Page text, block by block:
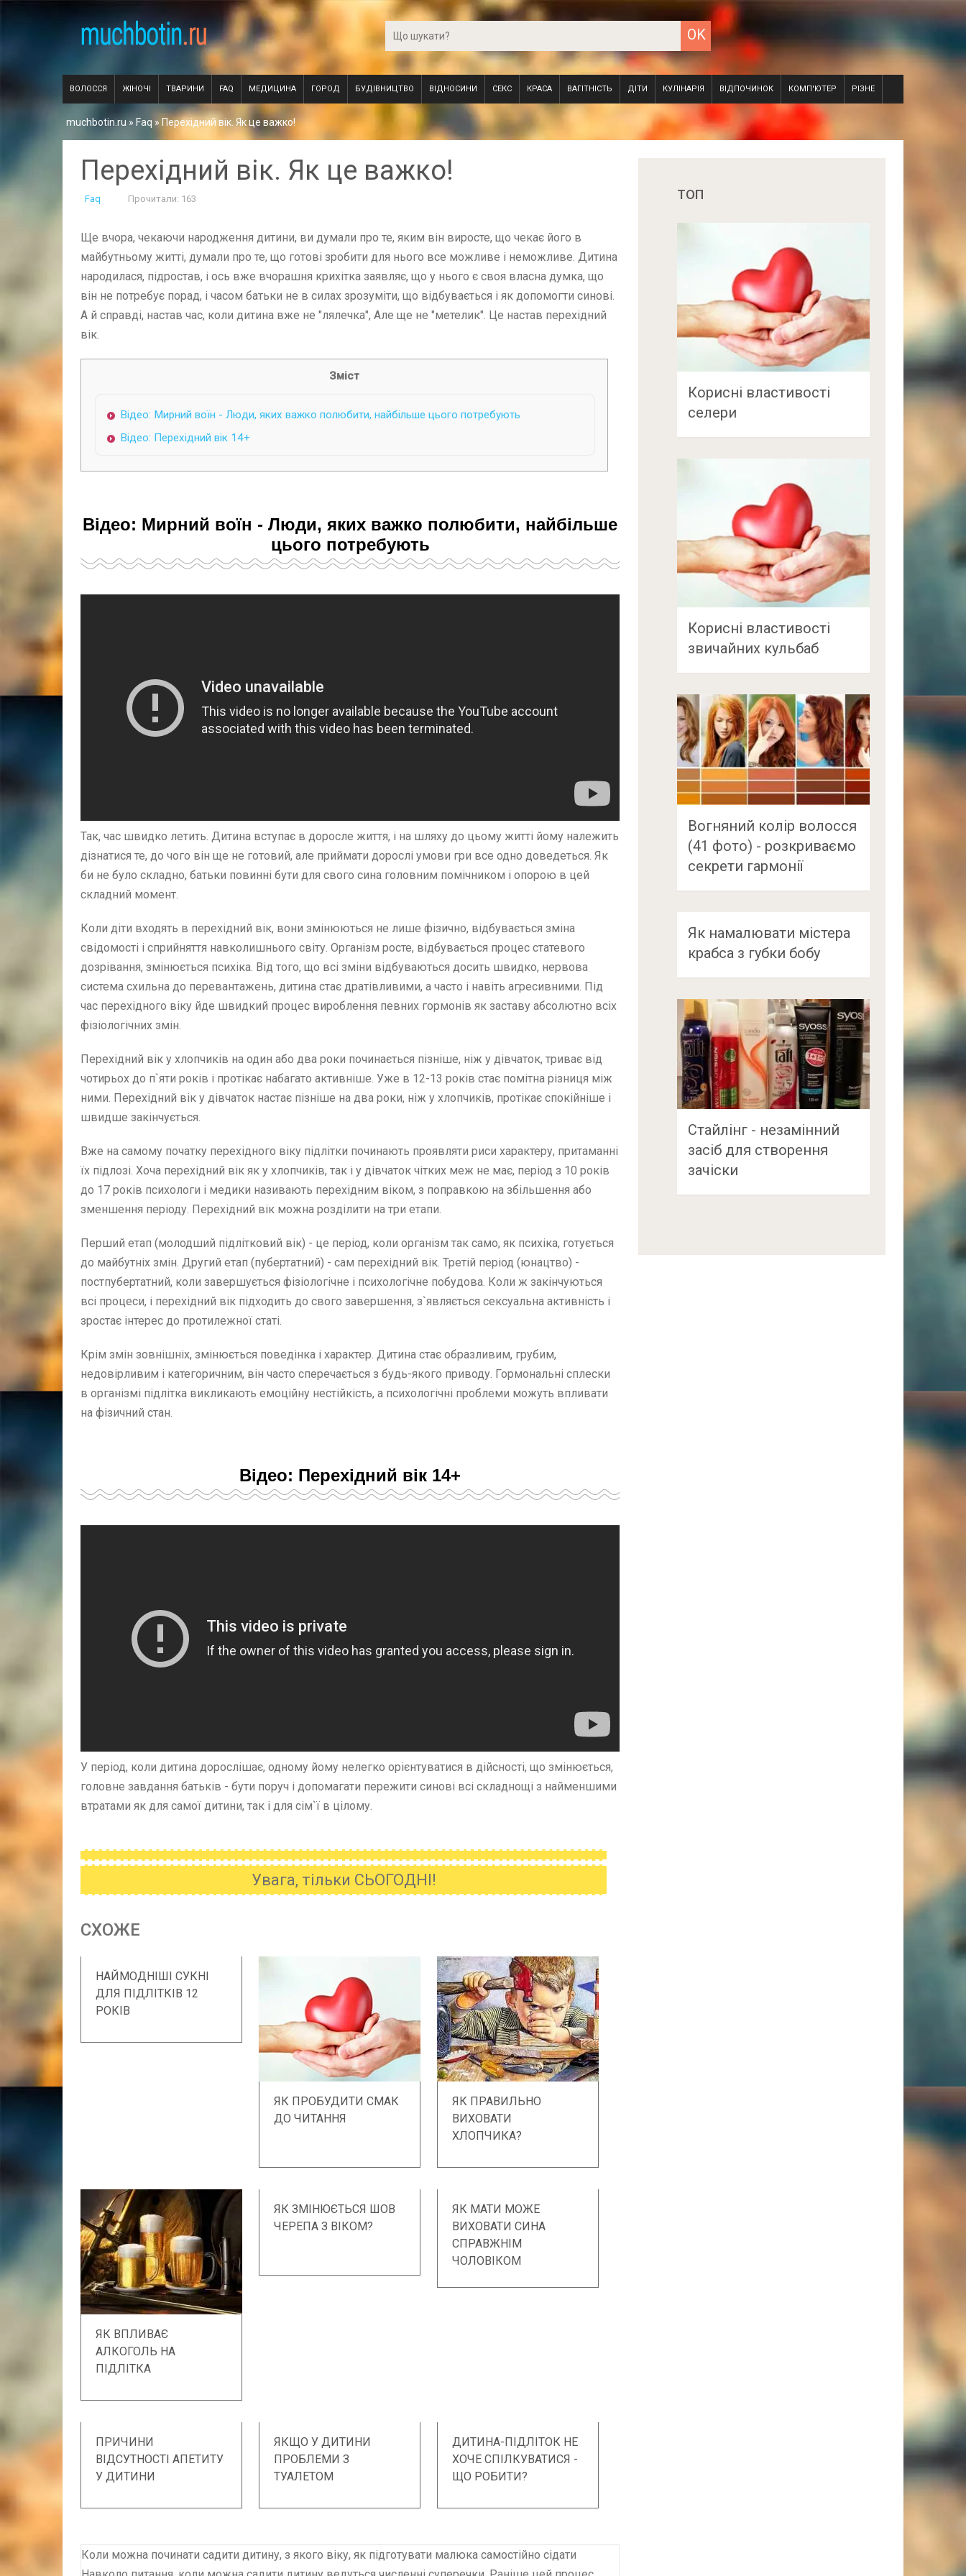
ВОЛОССЯ ЖІНОЧІ ТВАРИНИ FAQ МЕДИЦИНА ГОРОД БУДІВНИЦТВО ВІДНОСИНИ СЕКС КРАСА ВАГІТНІСТЬ ДІТИ КУЛІНАРІЯ ВІДПОЧИНОК КОМП'ЮТЕР РІЗНЕ
muchbotin.ru» Faq » Перехідний вік. Як це важко!
Перехідний вік. Як це важко!
Faq Прочитали: 163
Ще вчора, чекаючи народження дитини, ви думали про те, яким він виросте, що чекає його в
майбутньому житті, думали про те, що готові зробити для нього все можливе і неможливе. Дитина
народилася, підростав, і ось вже вчорашня крихітка заявляє, що у нього є своя власна думка, що
він не потребує порад, і часом батьки не в силах зрозуміти, що відбувається і як допомогти синові.
А й справді, настав час, коли дитина вже не "лялечка", Але ще не "метелик". Це настав перехідний
вік.
Зміст
Відео: Мирний воїн - Люди, яких важко полюбити, найбільше цього потребують
Відео: Перехідний вік 14+
Відео: Мирний воїн - Люди, яких важко полюбити, найбільше
цього потребують
Так, час швидко летить. Дитина вступає в доросле життя, і на шляху до цьому житті йому належить
дізнатися те, до чого він ще не готовий, але приймати дорослі умови гри все одно доведеться. Як
би не було складно, батьки повинні бути для свого сина головним помічником і опорою в цей
складний момент.
Коли діти входять в перехідний вік, вони змінюються не лише фізично, відбувається зміна
свідомості і сприйняття навколишнього світу. Організм росте, відбувається процес статевого
дозрівання, змінюється психіка. Від того, що всі зміни відбуваються досить швидко, нервова
система схильна до перевантажень, дитина стає дратівливими, а часто і навіть агресивними. Під
час перехідного віку йде швидкий процес вироблення певних гормонів як заставу абсолютно всіх
фізіологічних змін.
Перехідний вік у хлопчиків на один або два роки починається пізніше, ніж у дівчаток, триває від
чотирьох до п`яти років і протікає набагато активніше. Уже в 12-13 років стає помітна різниця між
ними. Перехідний вік у дівчаток настає пізніше на два роки, ніж у хлопчиків, протікає спокійніше і
швидше закінчується.
Вже на самому початку перехідного віку підлітки починають проявляти риси характеру, притаманні
їх підлозі. Хоча перехідний вік як у хлопчиків, так і у дівчаток чітких меж не має, період з 10 років
до 17 років психологи і медики називають перехідним віком, з поправкою на збільшення або
зменшення періоду. Перехідний вік можна розділити на три етапи.
Перший етап (молодший підлітковий вік) - це період, коли організм так само, як психіка, готується
до майбутніх змін. Другий етап (пубертатний) - сам перехідний вік. Третій період (юнацтво) -
постпубертатний, коли завершується фізіологічне і психологічне побудова. Коли ж закінчуються
всі процеси, і перехідний вік підходить до свого завершення, з`являється сексуальна активність і
зростає інтерес до протилежної статі.
Крім змін зовнішніх, змінюється поведінка і характер. Дитина стає образливим, грубим,
недовірливим і категоричним, він часто сперечається з будь-якого приводу. Гормональні сплески
в організмі підлітка викликають емоційну нестійкість, а психологічні проблеми можуть впливати
на фізичний стан.
Відео: Перехідний вік 14+
У період, коли дитина дорослішає, одному йому нелегко орієнтуватися в дійсності, що змінюється,
головне завдання батьків - бути поруч і допомагати пережити синові всі складнощі з найменшими
втратами як для самої дитини, так і для сім`ї в цілому.
Увага, тільки СЬОГОДНІ!
CХОЖE
НАЙМОДНІШІ СУКНІ
ДЛЯ ПІДЛІТКІВ 12
РОКІВ
ЯК ПРОБУДИТИ СМАК
ДО ЧИТАННЯ
ЯК ПРАВИЛЬНО
ВИХОВАТИ
ХЛОПЧИКА?
ЯК ВПЛИВАЄ
АЛКОГОЛЬ НА
ПІДЛІТКА
ЯК ЗМІНЮЄТЬСЯ ШОВ
ЧЕРЕПА З ВІКОМ?
ЯК МАТИ МОЖЕ
ВИХОВАТИ СИНА
СПРАВЖНІМ
ЧОЛОВІКОМ
ПРИЧИНИ
ВІДСУТНОСТІ АПЕТИТУ
У ДИТИНИ
ЯКЩО У ДИТИНИ
ПРОБЛЕМИ З
ТУАЛЕТОМ
ДИТИНА-ПІДЛІТОК НЕ
ХОЧЕ СПІЛКУВАТИСЯ -
ЩО РОБИТИ?
Коли можна починати садити дитину, з якого віку, як підготувати малюка самостійно сідати
ТОП
Корисні властивості
селери
Корисні властивості
звичайних кульбаб
Вогняний колір волосся
(41 фото) - розкриваємо
секрети гармонії
Як намалювати містера
крабса з губки бобу
Стайлінг - незамінний
засіб для створення
зачіски